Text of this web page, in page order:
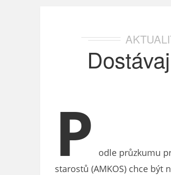
P
odle průzkumu
starostů (AMKOS) chce být